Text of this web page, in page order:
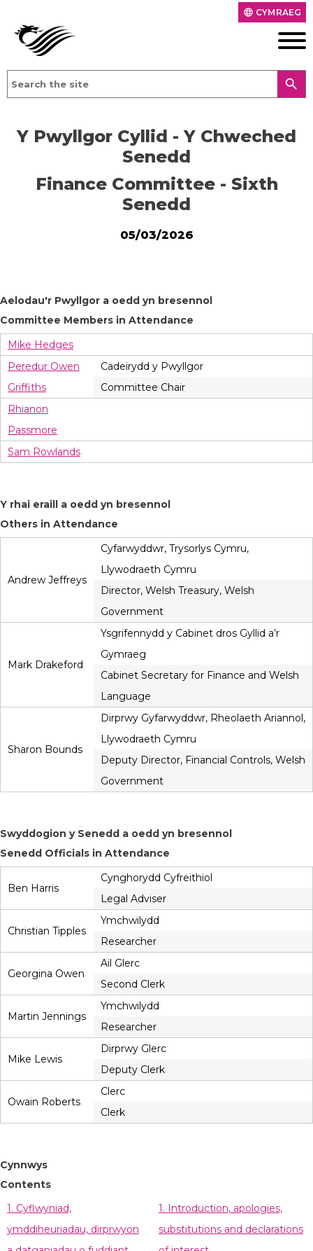
language CYMRAEG
search
Y Pwyllgor Cyllid - Y Chweched
Senedd
Finance Committee - Sixth
Senedd
05/03/2026
Aelodau'r Pwyllgor a oedd yn bresennol
Committee Members in Attendance
Mike Hedges
Peredur Owen
Griffiths
Cadeirydd y Pwyllgor
Committee Chair
Rhianon
Passmore
Sam Rowlands
Y rhai eraill a oedd yn bresennol
Others in Attendance
Andrew Jeffreys
Cyfarwyddwr, Trysorlys Cymru,
Llywodraeth Cymru
Director, Welsh Treasury, Welsh
Government
Mark Drakeford
Ysgrifennydd y Cabinet dros Gyllid a’r
Gymraeg
Cabinet Secretary for Finance and Welsh
Language
Sharon Bounds
Dirprwy Gyfarwyddwr, Rheolaeth Ariannol,
Llywodraeth Cymru
Deputy Director, Financial Controls, Welsh
Government
Swyddogion y Senedd a oedd yn bresennol
Senedd Officials in Attendance
Ben Harris
Cynghorydd Cyfreithiol
Legal Adviser
Christian Tipples
Ymchwilydd
Researcher
Georgina Owen
Ail Glerc
Second Clerk
Martin Jennings
Ymchwilydd
Researcher
Mike Lewis
Dirprwy Glerc
Deputy Clerk
Owain Roberts
Clerc
Clerk
Cynnwys
Contents
1. Cyflwyniad,
ymddiheuriadau, dirprwyon
1. Introduction, apologies,
substitutions and declarations